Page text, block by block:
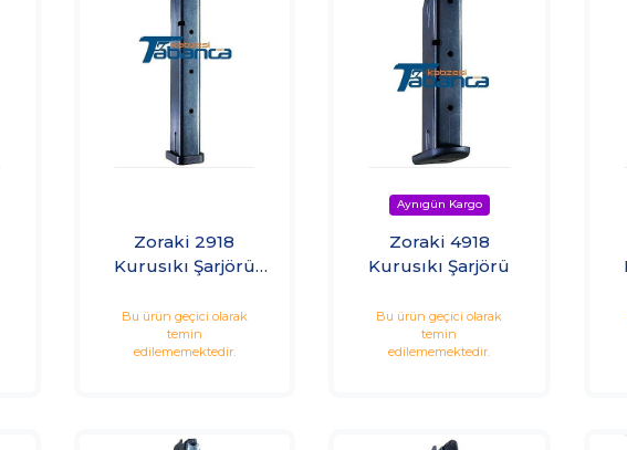
Zoraki 2918
Kurusıkı Şarjörü
Bu ürün geçici olarak
temin
edilememektedir.
Zoraki 4918
Kurusıkı Şarjörü
Bu ürün geçici olarak
temin
edilememektedir.